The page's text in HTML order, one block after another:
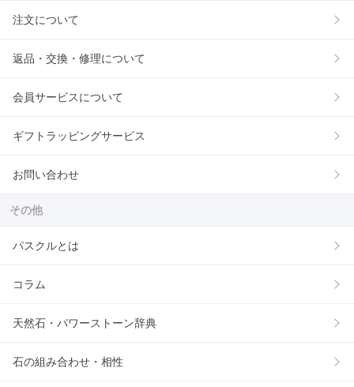
注文について
返品・交換・修理について
会員サービスについて
ギフトラッピングサービス
お問い合わせ
その他
パスクルとは
コラム
天然石・パワーストーン辞典
石の組み合わせ・相性